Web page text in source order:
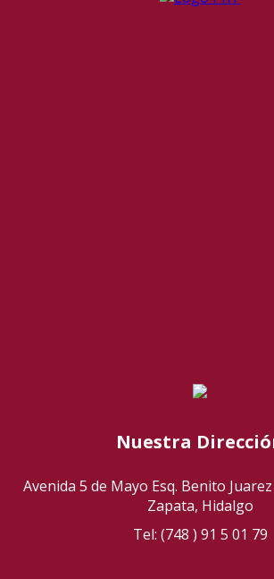
Nuestra
Avenida 5 de Mayo Esq. Benito
Zapata, Hidalgo
Tel: (748 ) 91 5 01 79